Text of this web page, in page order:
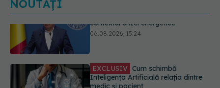
NOUTĂȚI
EXCLUSIV Cum schimbă
06.08.2026, 14:34